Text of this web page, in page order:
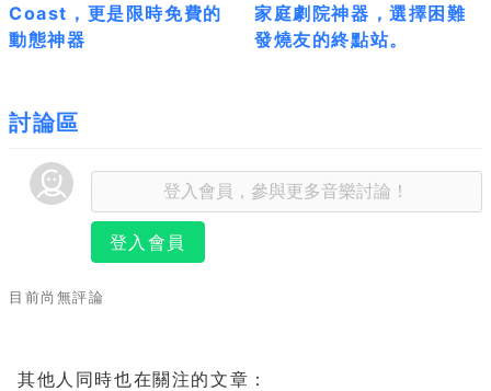
Coast，更是限時免費的
動態神器
家庭劇院神器，選擇困難
發燒友的終點站。
討論區
登入會員
目前尚無評論
其他人同時也在關注的文章：